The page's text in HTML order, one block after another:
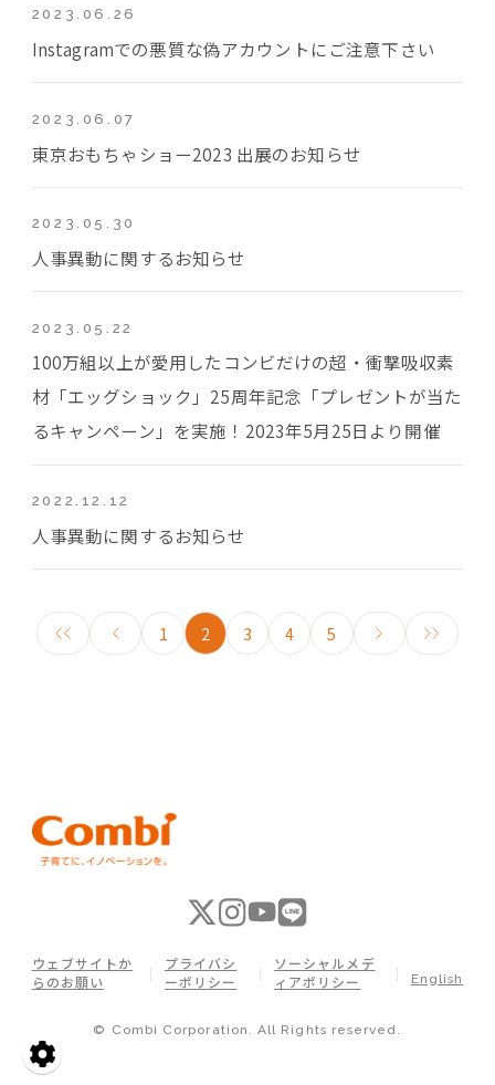
2023.06.26
Instagramでの悪質な偽アカウントにご注意下さい
2023.06.07
東京おもちゃショー2023 出展のお知らせ
2023.05.30
人事異動に関するお知らせ
2023.05.22
100万組以上が愛用したコンビだけの超・衝撃吸収素
材「エッグショック」25周年記念「プレゼントが当た
るキャンペーン」を実施！2023年5月25日より開催
2022.12.12
人事異動に関するお知らせ
1 2 3 4 5
© Combi Corporation. All Rights reserved.
ウェブサイトか
らのお願い
プライバシ
ーポリシー
ソーシャルメデ
ィアポリシー
English